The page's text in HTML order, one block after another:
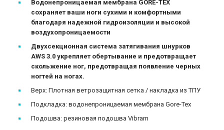
Водонепроницаемая мембрана GORE-TEX
сохраняет ваши ноги сухими и комфортными
благодаря надежной гидроизоляции и высокой
воздухопроницаемости
Двухсекционная система затягивания шнурков
AWS 3.0 укрепляет обертывание и предотвращает
скольжение ног, предотвращая появление черных
ногтей на ногах.
Верх: Плотная ветрозащитная сетка / накладка из ТПУ
Подкладка: водонепроницаемая мембрана Gore-Tex
Подошва: резиновая подошва Vibram